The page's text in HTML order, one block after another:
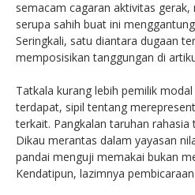
semacam cagaran aktivitas
serupa sahih buat ini
Seringkali, satu diantara dugaan
memposisikan tanggungan di
Tatkala kurang lebih pemilik
terdapat, sipil tentang
terkait. Pangkalan taruhan
Dikau merantas dalam yayasan
pandai menguji memakai bukan
Kendatipun, lazimnya